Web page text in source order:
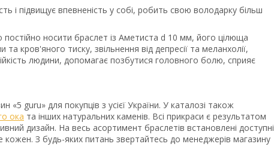
і підвищує впевненість у собі, робить свою володарку більш
носити браслет із Аметиста d 10 мм, його цілюща
кров'яного тиску, звільнення від депресії та меланхолії,
людини, допомагає позбутися головного болю, сприяє
«5 guru» для покупців з усієї України. У каталозі також
ока та інших натуральних каменів. Всі прикраси є результатом
дизайн. На весь асортимент браслетів встановлені доступні
З будь-яких питань звертайтесь до менеджерів магазину